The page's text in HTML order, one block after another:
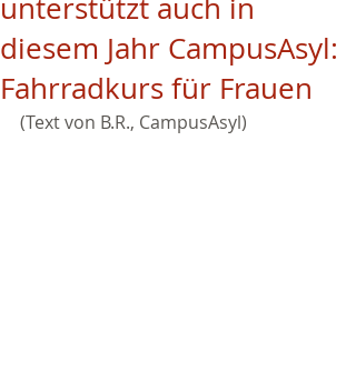
unterstützt auch in
diesem Jahr CampusAsyl:
Fahrradkurs für Frauen
(Text von B.R., CampusAsyl)